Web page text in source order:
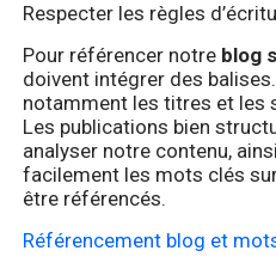
Respecter les règles
Pour référencer notre blog
doivent intégrer des
notamment les titres et les
Les publications bien
analyser notre contenu,
facilement les mots clés
être référencés.
Référencement blog et